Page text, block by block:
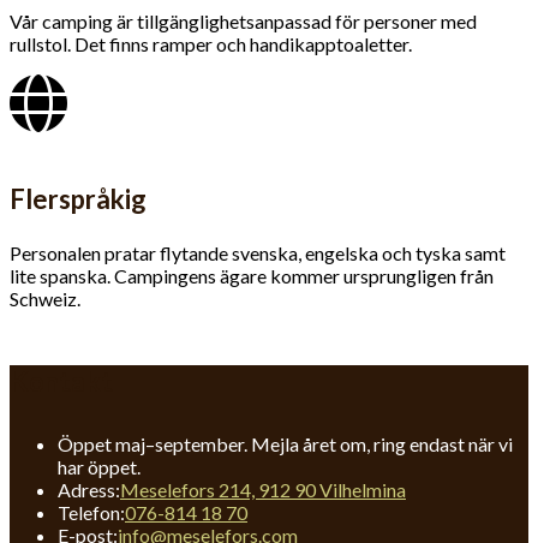
Vår camping är tillgäng­lighets­anpassad för personer med
rullstol. Det finns ramper och handikapptoaletter.
Flerspråkig
Personalen pratar flytande svenska, engelska och tyska samt
lite spanska. Campingens ägare kommer ursprungligen från
Schweiz.
Öppet maj–september. Mejla året om, ring endast när vi
har öppet.
Adress:Meselefors 214, 912 90 Vilhelmina
Telefon:076-814 18 70Opens
in
E-post:info@meselefors.comOpens